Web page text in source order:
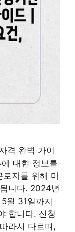
격 완벽 가이
대한 정보를
로자를 위해 마
니다. 2024년
월 31일까지
합니다. 신청
라서 다르며,